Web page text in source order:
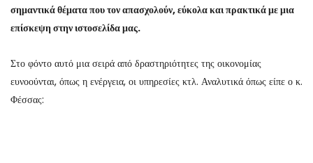
σημαντικά θέματα που τον απασχολούν, εύκολα και πρακτικά με μια
επίσκεψη στην ιστοσελίδα μας.
Στο φόντο αυτό μια σειρά από δραστηριότητες της οικονομίας
ευνοούνται, όπως η ενέργεια, οι υπηρεσίες κτλ. Αναλυτικά όπως είπε ο κ.
Φέσσας: